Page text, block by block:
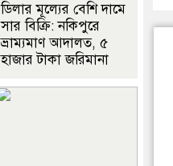
ডিলার মূল্যের বেশি দামে
সার বিক্রি: নকিপুরে
ভ্রাম্যমাণ আদালত, ৫
হাজার টাকা জরিমানা